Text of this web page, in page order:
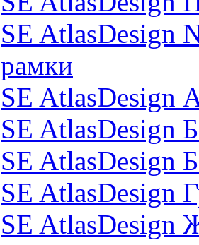
SE AtlasDesign
рамки
SE AtlasDesign
SE AtlasDesign
SE AtlasDesign
SE AtlasDesign
SE AtlasDesign